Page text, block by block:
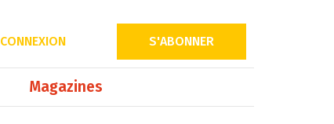
CONNEXION S'ABONNER
Magazines